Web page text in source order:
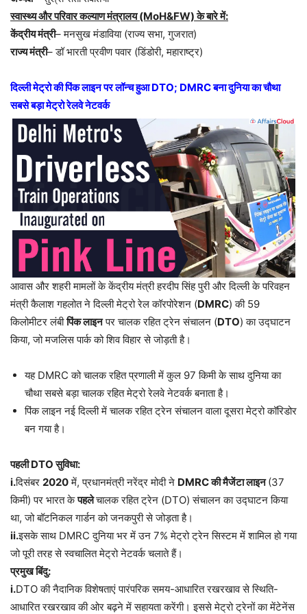
स्वास्थ्य और परिवार कल्याण मंत्रालय (MoH&FW) के बारे में:
केंद्रीय मंत्री– मनसुख मंडाविया (राज्य सभा, गुजरात)
राज्य मंत्री– डॉ भारती प्रवीण पवार (डिंडोरी, महाराष्ट्र)
दिल्ली मेट्रो की पिंक लाइन पर लॉन्च हुआ DTO; DMRC बना दुनिया का चौथा
सबसे बड़ा मेट्रो रेलवे नेटवर्क
आवास और शहरी मामलों के केंद्रीय मंत्री हरदीप सिंह पुरी और दिल्ली के परिवहन
मंत्री कैलाश गहलोत ने दिल्ली मेट्रो रेल कॉरपोरेशन (DMRC) की 59
किलोमीटर लंबीपिंक लाइनपर चालक रहित ट्रेन संचालन (DTO) का उद्घाटन
किया, जो मजलिस पार्क को शिव विहार से जोड़ती है।
यह DMRC को चालक रहित प्रणाली में कुल 97 किमी के साथ दुनिया का
चौथा सबसे बड़ा चालक रहित मेट्रो रेलवे नेटवर्क बनाता है।
पिंक लाइन नई दिल्ली में चालक रहित ट्रेन संचालन वाला दूसरा मेट्रो कॉरिडोर
बन गया है।
पहली DTO सुविधा:
i.दिसंबर 2020में, प्रधानमंत्री नरेंद्र मोदी ने DMRC की मैजेंटा लाइन(37
किमी) पर भारत केपहलेचालक रहित ट्रेन (DTO) संचालन का उद्घाटन किया
था, जो बॉटनिकल गार्डन को जनकपुरी से जोड़ता है।
ii.इसके साथ DMRC दुनिया भर में उन 7% मेट्रो ट्रेन सिस्टम में शामिल हो गया
जो पूरी तरह से स्वचालित मेट्रो नेटवर्क चलाते हैं।
प्रमुख बिंदु:
i.DTO की नैदानिक ​​विशेषताएं पारंपरिक समय-आधारित रखरखाव से स्थिति-
आधारित रखरखाव की ओर बढ़ने में सहायता करेंगी। इससे मेट्रो ट्रेनों का मेंटेनेंस